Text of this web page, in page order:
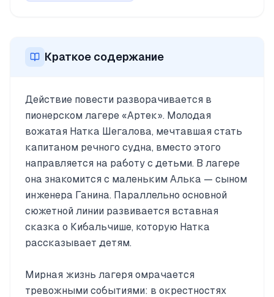
Краткое содержание
Действие повести разворачивается в
пионерском лагере «Артек». Молодая
вожатая Натка Шегалова, мечтавшая стать
капитаном речного судна, вместо этого
направляется на работу с детьми. В лагере
она знакомится с маленьким Алька — сыном
инженера Ганина. Параллельно основной
сюжетной линии развивается вставная
сказка о Кибальчише, которую Натка
рассказывает детям.
Мирная жизнь лагеря омрачается
тревожными событиями: в окрестностях